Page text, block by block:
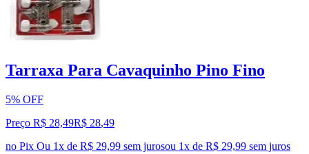
Tarraxa Para Cavaquinho Pino Fino
5% OFF
Preço R$ 28,49R$ 28,49
no Pix Ou 1x de R$ 29,99 sem jurosou 1x de R$ 29,99 sem juros